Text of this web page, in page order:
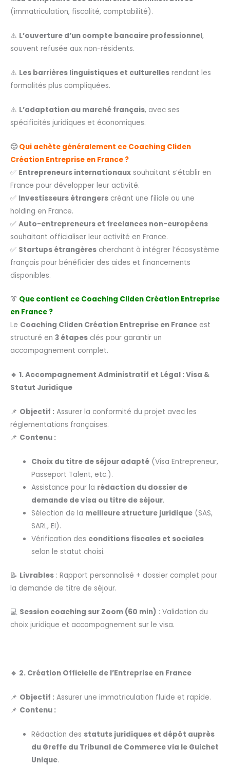
(immatriculation, fiscalité, comptabilité).
⚠️ L’ouverture d’un compte bancaire professionnel,
souvent refusée aux non-résidents.
⚠️ Les barrières linguistiques et culturelles rendant les
formalités plus compliquées.
⚠️ L’adaptation au marché français, avec ses
spécificités juridiques et économiques.
🙂Qui achète généralement ce Coaching Cliden
Création Entreprise en France ?
✅ Entrepreneurs internationaux souhaitant s’établir en
France pour développer leur activité.
✅ Investisseurs étrangers créant une filiale ou une
holding en France.
✅ Auto-entrepreneurs et freelances non-européens
souhaitant officialiser leur activité en France.
✅ Startups étrangères cherchant à intégrer l’écosystème
français pour bénéficier des aides et financements
disponibles.
👔 Que contient ce Coaching Cliden Création Entreprise
en France ?
Le Coaching Cliden Création Entreprise en France est
structuré en 3 étapes clés pour garantir un
accompagnement complet.
🔹 1. Accompagnement Administratif et Légal : Visa &
Statut Juridique
📌 Objectif : Assurer la conformité du projet avec les
réglementations françaises.
📌 Contenu :
Choix du titre de séjour adapté (Visa Entrepreneur,
Passeport Talent, etc.).
Assistance pour la rédaction du dossier de
demande de visa ou titre de séjour.
Sélection de la meilleure structure juridique (SAS,
SARL, EI).
Vérification des conditions fiscales et sociales
selon le statut choisi.
📝 Livrables : Rapport personnalisé + dossier complet pour
la demande de titre de séjour.
💻 Session coaching sur Zoom (60 min) : Validation du
choix juridique et accompagnement sur le visa.
🔹 2. Création Officielle de l’Entreprise en France
📌 Objectif : Assurer une immatriculation fluide et rapide.
📌 Contenu :
Rédaction des statuts juridiques et dépôt auprès
du Greffe du Tribunal de Commerce via le Guichet
Unique.